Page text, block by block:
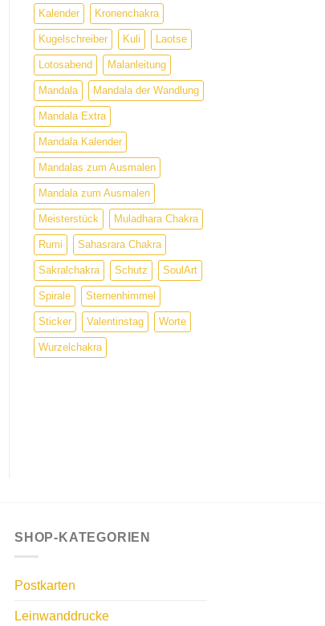
Kalender Kronenchakra
Kugelschreiber Kuli Laotse
Lotosabend Malanleitung
Mandala Mandala der Wandlung
Mandala Extra
Mandala Kalender
Mandalas zum Ausmalen
Mandala zum Ausmalen
Meisterstück Muladhara Chakra
Rumi Sahasrara Chakra
Sakralchakra Schutz SoulArt
Spirale Sternenhimmel
Sticker Valentinstag Worte
Wurzelchakra
SHOP-KATEGORIEN
Postkarten
Leinwanddrucke